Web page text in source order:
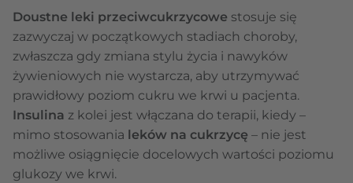
Doustne leki przeciwcukrzycowe stosuje się
zazwyczaj w początkowych stadiach choroby,
zwłaszcza gdy zmiana stylu życia i nawyków
żywieniowych nie wystarcza, aby utrzymywać
prawidłowy poziom cukru we krwi u pacjenta.
Insulina z kolei jest włączana do terapii, kiedy –
mimo stosowania leków na cukrzycę – nie jest
możliwe osiągnięcie docelowych wartości poziomu
glukozy we krwi.